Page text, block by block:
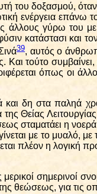
του δοξασμού,
ενέργεια
άλλους γύρω του
κατάστασι
39, αυτός ο
τούτο συμβαίνει,
όπως οι
δη στα παληά
της Θείας
σταματάει η
με το μυαλό, με
πλέον η
σημερινοί
θεώσεως, για τις